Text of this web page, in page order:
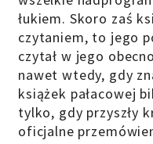
łukiem. Skoro zaś
czytaniem, to jego
czytał w jego
nawet wtedy, gdy
książek pałacowej
tylko, gdy przyszły
oficjalne